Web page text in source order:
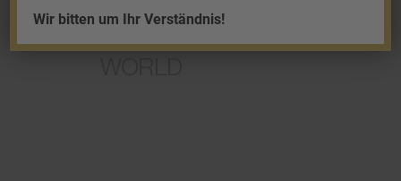
Wir bitten um Ihr Verständnis!